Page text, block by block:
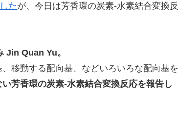
たが、今日は芳香環の炭素-水素結合変換反
Jin Quan Yu。
移動する配向基、などいろいろな配向基を
芳香環の炭素-水素結合変換反応を報告し